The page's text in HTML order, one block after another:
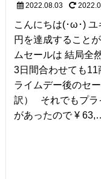
2022.08.03
こんにちは(･ω･)
円を達成すること
ムセールは 結局全
3日間合わせても
ライムデー後のセ
訳） それでもプラ
があったので ¥